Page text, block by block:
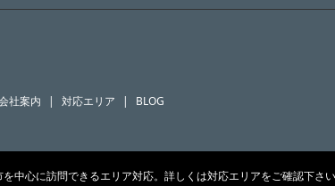
社案内 対応エリア BLOG
に訪問できるエリア対応。詳しくは対応エリアをご確認下さい